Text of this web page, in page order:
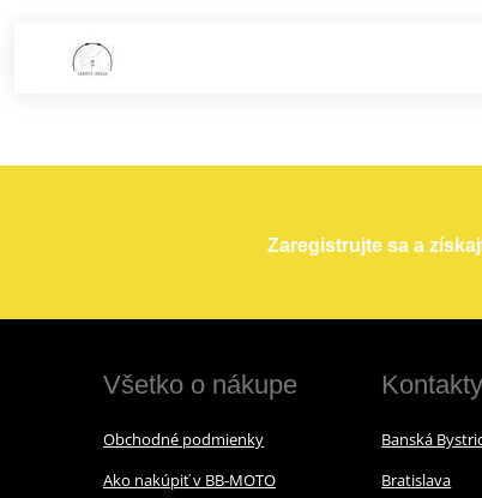
Zaregistrujte sa a
Všetko o nákupe
Obchodné podmienky
Ako nakúpiť v BB-MOTO
Kontakty
Banská
Bratislava